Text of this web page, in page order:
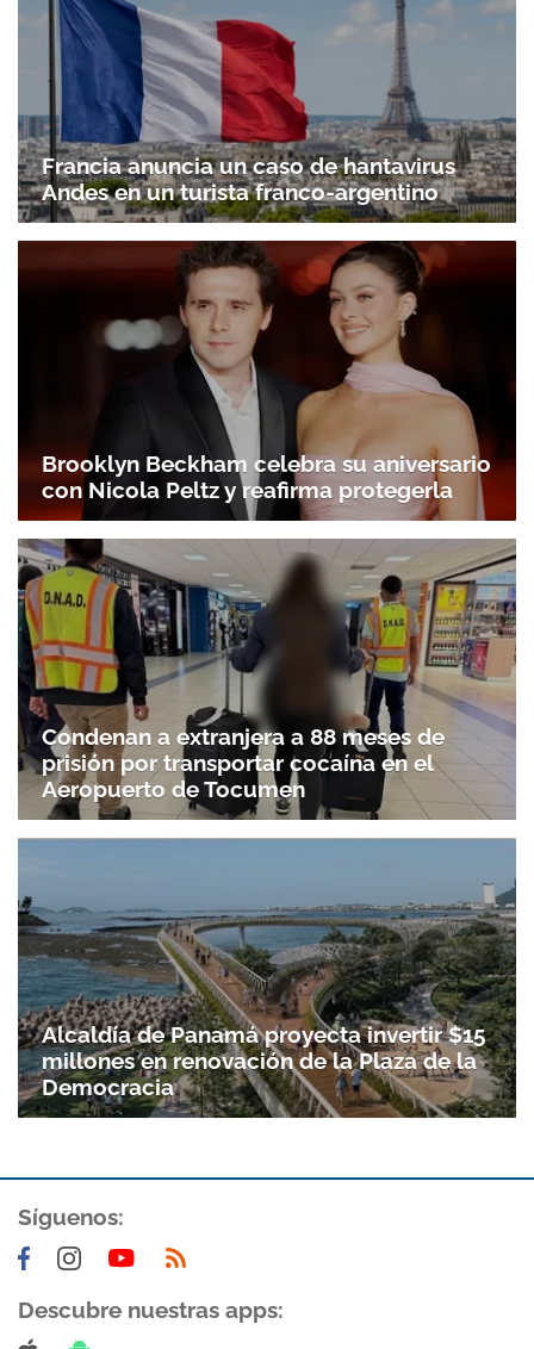
Gracias por suscribirte a nuestro boletín.
ACEPTAR
Francia anuncia un caso de hantavirus
Andes en un turista franco-argentino
Brooklyn Beckham celebra su aniversario
con Nicola Peltz y reafirma protegerla
Condenan a extranjera a 88 meses de
prisión por transportar cocaína en el
Aeropuerto de Tocumen
Alcaldía de Panamá proyecta invertir $15
millones en renovación de la Plaza de la
Democracia
Síguenos:
Descubre nuestras apps: